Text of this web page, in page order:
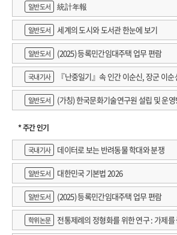
일반도서
統計年報
일반도서 세계의 도시와 도서관 한눈에 보기
일반도서 (2025) 등록민간임대주택 업무 편람
국내기사 『난중일기』속 인간 이순신, 장군 이순
일반도서 (가칭) 한국문화기술연구원 설립 및 운
* 주간 인기
국내기사
데이터로 보는 반려동물 학대와 분쟁
일반도서 대한민국 기본법 2026
일반도서 (2025) 등록민간임대주택 업무 편람
학위논문 전통제례의 정형화를 위한 연구 : 가제